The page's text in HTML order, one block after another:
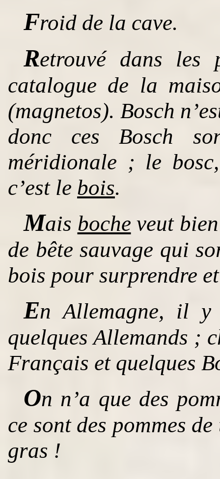
Froid de la cave.
Retrouvé dans les
catalogue de la
(magnetos). Bosch
donc ces Bosch
méridionale ; le
c’est le bois.
Mais boche veut
de bête sauvage qui
bois pour surprendre
En Allemagne, il y
quelques Allemands ;
Français et quelques
On n’a que des
ce sont des pommes
gras !